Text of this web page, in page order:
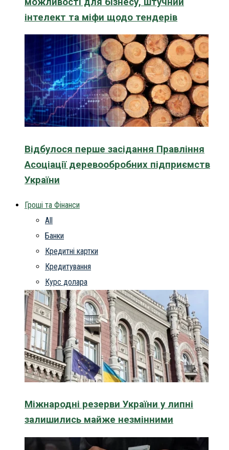
інтелект та міфи щодо тендерів
Відбулося перше засідання Правління
Асоціації деревообробних підприємств
України
Гроші та Фінанси
All
Банки
Кредитні картки
Кредитування
Курс долара
Міжнародні резерви України у липні
залишились майже незмінними